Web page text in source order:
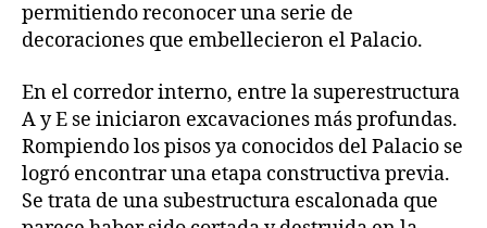
permitiendo reconocer una serie de
decoraciones que embellecieron el Palacio.
En el corredor interno, entre la superestructura
A y E se iniciaron excavaciones más profundas.
Rompiendo los pisos ya conocidos del Palacio se
logró encontrar una etapa constructiva previa.
Se trata de una subestructura escalonada que